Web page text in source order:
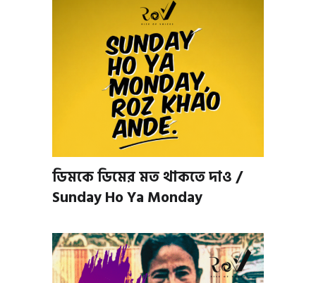
ডিমকে ডিমের মত থাকতে দাও /
Sunday Ho Ya Monday